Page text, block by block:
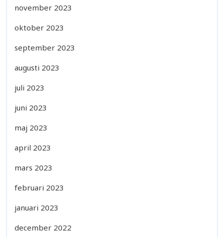
november 2023
oktober 2023
september 2023
augusti 2023
juli 2023
juni 2023
maj 2023
april 2023
mars 2023
februari 2023
januari 2023
december 2022